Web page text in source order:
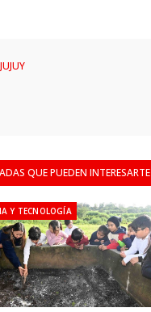
QUE PUEDEN INTERESARTE
Y TECNOLOGÍA